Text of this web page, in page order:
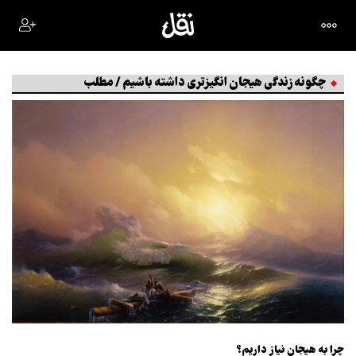
چگونه زندگی هیجان انگیزتری داشته باشیم / مطلب
چرا به هیجان نیاز داریم؟